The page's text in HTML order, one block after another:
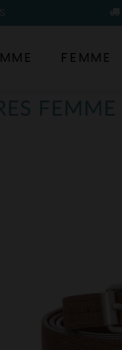
FEMME
FEMME